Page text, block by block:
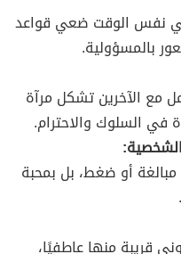
نفس الوقت ضعي قواعد
بالمسؤولية.
مع الآخرين تشكل مرآة
في السلوك والاحترام.
أو ضغط، بل بمحبة
قريبة منها عاطفيًا،